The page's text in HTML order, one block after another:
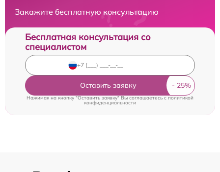
Закажите бесплатную консультацию
Бесплатная консультация со
специалистом
Оставить заявку
Нажимая на кнопку "Оставить заявку" Вы соглашаетесь cполитикой
конфиденциальности